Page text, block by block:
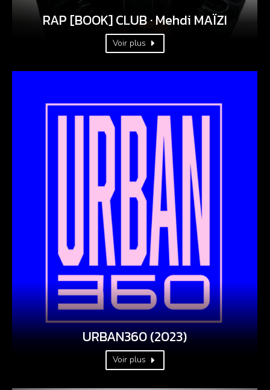
RAP [BOOK] CLUB · Mehdi MAÏZI
Voir plus
URBAN360 (2023)
Voir plus